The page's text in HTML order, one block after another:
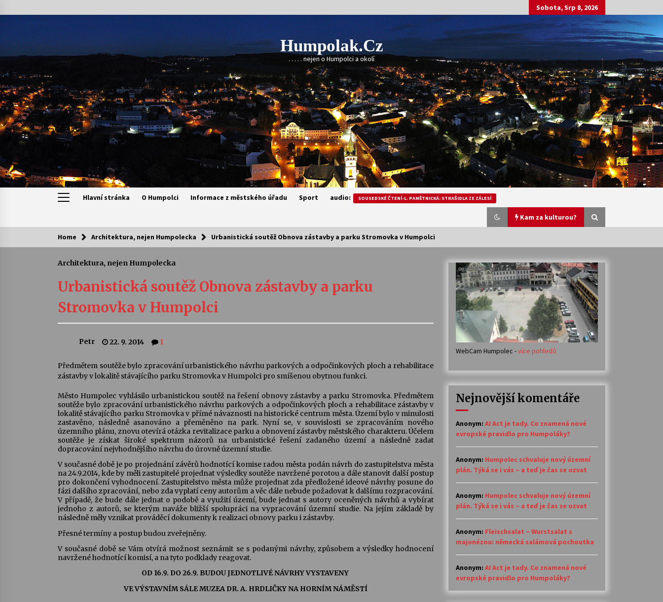
to
content
Sobota, Srp 8, 2026
Humpolak.cz
. . . . . nejen o Humpolci a okolí
Hlavní stránka O Humpolci Informace z městského úřadu Sport audio: SOUSEDSKÉ ČTENÍ-L. PAMĚTNICKÁ: STRAŠIDLA ZE ZÁLESÍ
Kam za kulturou?
Kam za kulturou?
Camerata a Sukuba Ensemble
4. 8. 2026
Stávám se kapkou
30. 7. 2026
Veselí muzikanti
30. 7. 2026
Pozvánka na integrační festival
Quijotova šedesátka: 28. 7.–1. 8.
28. 7. 2026
Kolchoz a Jenakaši
Votavžatský ploty
23. 7. 2026
Letní koncerty ve Stromovce: Rufus
Miller
Vysočinka
17. 7. 2026 14. 7. 2026
Za kulturou kousek za Humpolec. V
Želivě ožije odkaz Josefa Čapka
13. 7. 2026
Varhanní recitál Michala Novenka v
Klášteře Želiv
3. 7. 2026
30. 6. 2026
Home Architektura, nejen Humpolecka Urbanistická soutěž Obnova zástavby a parku Stromovka v Humpolci
Architektura, nejen Humpolecka
Urbanistická soutěž Obnova zástavby a parku
Stromovka v Humpolci
Petr 22. 9. 2014 1
Předmětem soutěže bylo zpracování urbanistického návrhu parkových a odpočinkových ploch a rehabilitace
zástavby v lokalitě stávajícího parku Stromovka v Humpolci pro smíšenou obytnou funkci.
Město Humpolec vyhlásilo urbanistickou soutěž na řešení obnovy zástavby a parku Stromovka. Předmětem
soutěže bylo zpracování urbanistického návrhu parkových a odpočinkových ploch a rehabilitace zástavby v
lokalitě stávajícího parku Stromovka v přímé návaznosti na historické centrum města. Území bylo v minulosti
zastavěno, následně asanováno a přeměněno na park. Nyní se, v souvislosti se zpracováním nového
územního plánu, znovu otevírá otázka revitalizace parku a obnovení zástavby městského charakteru. Účelem
soutěže je získat široké spektrum názorů na urbanistické řešení zadaného území a následně zadat
dopracování nejvhodnějšího návrhu do úrovně územní studie.
V současné době je po projednání závěrů hodnotící komise radou města podán návrh do zastupitelstva města
na 24.9.2014, kde by měli zastupitelé projednat výsledky soutěže navržené porotou a dále stanovit další postup
pro dokončení vyhodnocení. Zastupitelstvo města může projednat zda předložené ideové návrhy posune do
fázi dalšího zpracování, nebo zda vyplatí ceny autorům a věc dále nebude požadovat k dalšímu rozpracování.
V případě, že bude dále jednat o podobě a využití území, bude jednat s autory oceněných návrhů a vybírat
jednoho z autorů, se kterým naváže bližší spolupráci na vypracování územní studie. Na jejím základě by
následně měly vznikat prováděcí dokumenty k realizaci obnovy parku i zástavby.
Přesné termíny a postup budou zveřejněny.
V současné době se Vám otvírá možnost seznámit se s podanými návrhy, způsobem a výsledky hodnocení
navržené hodnotící komisí, a na tyto podklady reagovat.
OD 16.9. DO 26.9. BUDOU JEDNOTLIVÉ NÁVRHY VYSTAVENY
VE VÝSTAVNÍM SÁLE MUZEA DR. A. HRDLIČKY NA HORNÍM NÁMĚSTÍ
WebCam Humpolec -více pohledů
Nejnovější komentáře
Anonym: AI Act je tady. Co znamená nové
evropské pravidlo pro Humpoláky?
Anonym: Humpolec schvaluje nový územní
plán. Týká se i vás – a teď je čas se ozvat
Anonym: Humpolec schvaluje nový územní
plán. Týká se i vás – a teď je čas se ozvat
Anonym: Fleischsalat – Wurstsalat s
majonézou: německá salámová pochoutka
Anonym: AI Act je tady. Co znamená nové
evropské pravidlo pro Humpoláky?